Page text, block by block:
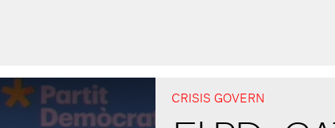
CRISIS GOVERN